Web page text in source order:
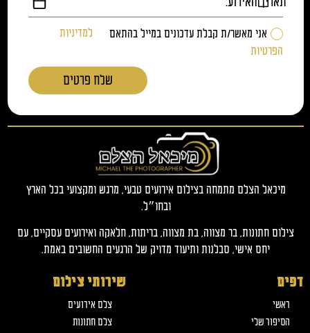
אני מאשר/ת קבלת עדכונים במייל בהתאם
למדיניות
הפרטיות
שלח פרטים
מיכאל הצלם מתמחה בצילום אירועים טבעי, מרגש ומקצועי בכל הארץ
ובחו״ל.
צילום חתונות, בר מצווה, בת מצווה, בריתות, חלאקה ואירועים עסקיים, עם
יחס אישי, סבלנות ותיעוד מדויק של הרגעים החשובים באמת.
דפים
ראשי
הסיפור שלי
שירותי צילום
צלם אירועים
צלם חתונות